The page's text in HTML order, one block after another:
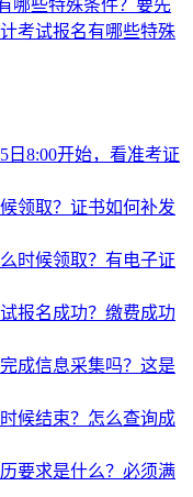
哪些特殊条件？要先
考试报名有哪些特殊
日8:00开始，看准考证
领取？证书如何补发
时候领取？有电子证
报名成功？缴费成功
成信息采集吗？这是
候结束？怎么查询成
要求是什么？必须满